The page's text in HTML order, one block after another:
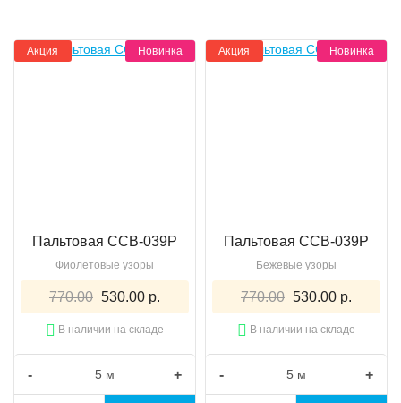
Акция Новинка
Пальтовая CCB-039P
Фиолетовые узоры
770.00 530.00 р.
В наличии на складе
- +
Акция Новинка
Пальтовая CCB-039P
Бежевые узоры
770.00 530.00 р.
В наличии на складе
- +